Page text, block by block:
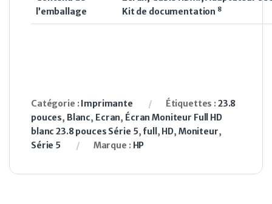
l’emballage
Kit de documentation 8
Catégorie :Imprimante Étiquettes :23.8
pouces, Blanc, Ecran, Écran Moniteur Full HD
blanc 23.8 pouces Série 5, full , HD, Moniteur,
Série 5
Marque : HP